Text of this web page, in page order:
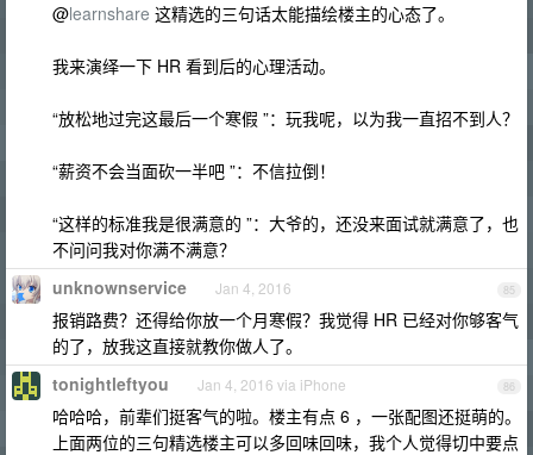
@learnshare 这精选的三句话太能描绘楼主的心态了。
我来演绎一下 HR 看到后的心理活动。
“放松地过完这最后一个寒假 ”：玩我呢，以为我一直招不到人？
“薪资不会当面砍一半吧 ”：不信拉倒！
“这样的标准我是很满意的 ”：大爷的，还没来面试就满意了，也
不问问我对你满不满意？
85
unknownservice Jan 4, 2016
报销路费？还得给你放一个月寒假？我觉得 HR 已经对你够客气
的了，放我这直接就教你做人了。
86
tonightleftyou Jan 4, 2016 via iPhone
哈哈哈，前辈们挺客气的啦。楼主有点 6 ，一张配图还挺萌的。
上面两位的三句精选楼主可以多回味回味，我个人觉得切中要点